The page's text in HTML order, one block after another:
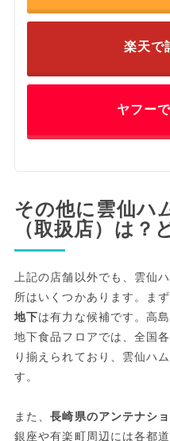
楽天で
ヤフー
その他に雲仙ハ
（取扱店）は？
上記の店舗以外でも、雲仙
所はいくつかあります。まず
地下は有力な候補です。高
地下食品フロアでは、全国
り揃えられており、雲仙ハ
す。
また、長崎県のアンテナシ
銀座や有楽町周辺には各都